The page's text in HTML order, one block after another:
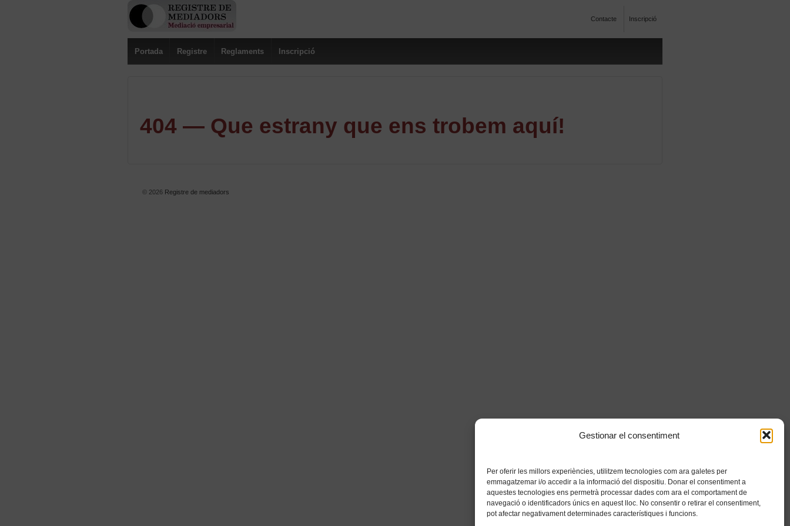
Gestionar el consentiment
Per oferir les millors experiències, utilitzem tecnologies com ara galetes per
emmagatzemar i/o accedir a la informació del dispositiu. Donar el consentiment a
aquestes tecnologies ens permetrà processar dades com ara el comportament de
navegació o identificadors únics en aquest lloc. No consentir o retirar el consentiment,
pot afectar negativament determinades característiques i funcions.
Contacte Inscripció
Portada Registre Reglaments Inscripció
404 — Que estrany que ens trobem aquí!
© 2026 Registre de mediadors